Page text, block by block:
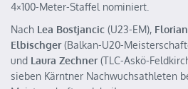
4×100-Meter-Staffel nominiert.
Nach Lea Bostjancic (U23-EM),
Elbischger(Balkan-U20-
und Laura Zechner(TLC-Askö-
sieben Kärntner Nachwuchsathleten